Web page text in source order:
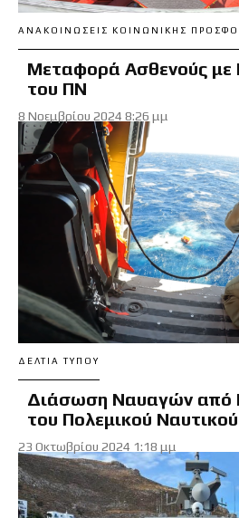
ΑΝΑΚΟΙΝΏΣΕΙΣ ΚΟΙΝΩΝΙΚΉΣ
Μεταφορά Ασθενούς με
του ΠΝ
8 Νοεμβρίου 2024 8:26 μμ
ΔΕΛΤΊΑ ΤΎΠΟΥ
Διάσωση Ναυαγών από
του Πολεμικού Ναυτικού
23 Οκτωβρίου 2024 1:18 μμ